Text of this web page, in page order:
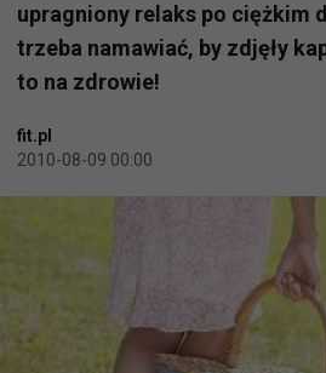
upragniony relaks po ciężkim
trzeba namawiać, by zdjęły
to na zdrowie!
fit.pl
2010-08-09 00:00